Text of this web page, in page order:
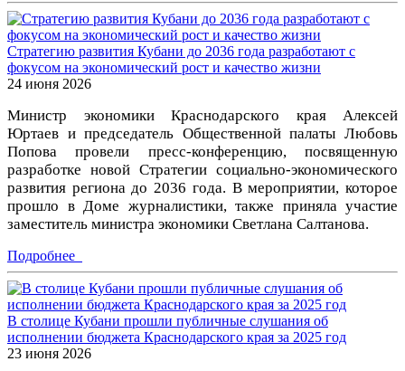
Стратегию развития Кубани до 2036 года разработают с
фокусом на экономический рост и качество жизни
24 июня 2026
Министр экономики Краснодарского края Алексей
Юртаев и председатель Общественной палаты Любовь
Попова провели пресс-конференцию, посвященную
разработке новой Стратегии социально-экономического
развития региона до 2036 года. В мероприятии, которое
прошло в Доме журналистики, также приняла участие
заместитель министра экономики Светлана Салтанова.
Подробнее
В столице Кубани прошли публичные слушания об
исполнении бюджета Краснодарского края за 2025 год
23 июня 2026